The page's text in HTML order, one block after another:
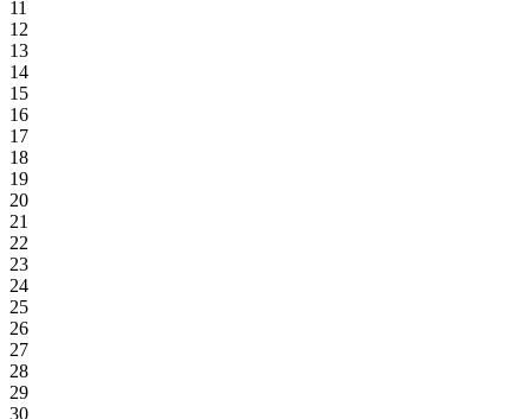
11
12
13
14
15
16
17
18
19
20
21
22
23
24
25
26
27
28
29
30